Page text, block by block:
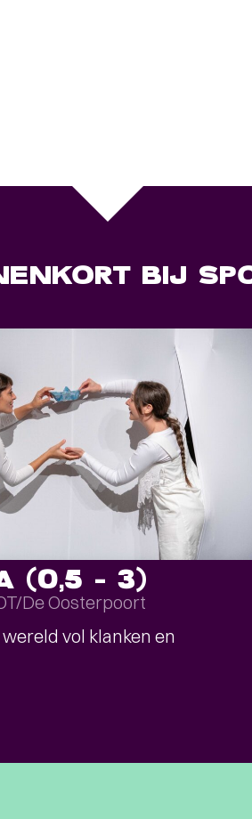
BIJ
(0,5 – 3)
De Oosterpoort
vol klanken en